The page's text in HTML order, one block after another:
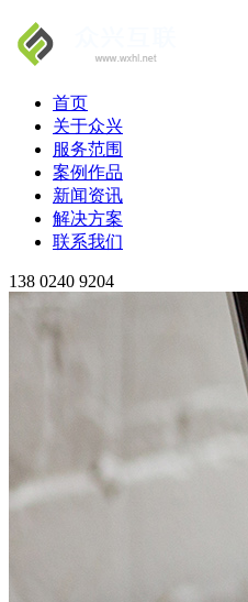
首页
关于众兴
服务范围
案例作品
新闻资讯
解决方案
联系我们
138 0240 9204